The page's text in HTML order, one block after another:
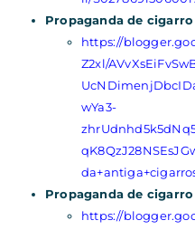
Propaganda de cigarro
https://
Z2xl/
wYa3-
Propaganda de
https://